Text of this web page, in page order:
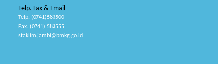
Telp. Fax & Email
Telp. (0741)583500
Fax. (0741) 583555
staklim.jambi@bmkg.go.id